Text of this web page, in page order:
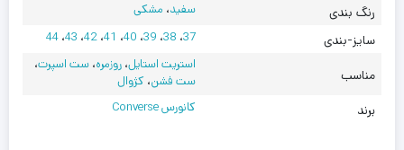
رنگ بندی سفید، مشکی
سایز-بندی 37، 38، 39، 40، 41،42، 43،44
مناسب
استریت استایل،روزمره،ست اسپرت،
ست فشن، کژوال
برند کانورس Converse